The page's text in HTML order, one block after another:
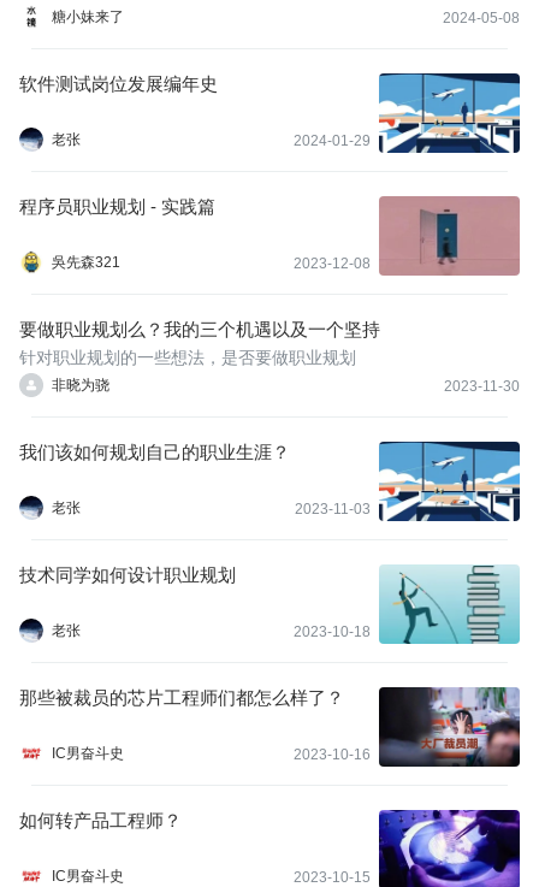
糖小妹来了 2024-05-08
内外IT公司的大裁员，加上又有了AIGC的加持，这些都在无形中都
画布
软件测试岗位发展编年史
老张 2024-01-29
程序员职业规划 - 实践篇
吳先森321 2023-12-08
要做职业规划么？我的三个机遇以及一个坚持
非晓为骁 2023-11-30
针对职业规划的一些想法，是否要做职业规划
我们该如何规划自己的职业生涯？
老张 2023-11-03
技术同学如何设计职业规划
老张 2023-10-18
那些被裁员的芯片工程师们都怎么样了？
IC男奋斗史 2023-10-16
如何转产品工程师？
IC男奋斗史 2023-10-15